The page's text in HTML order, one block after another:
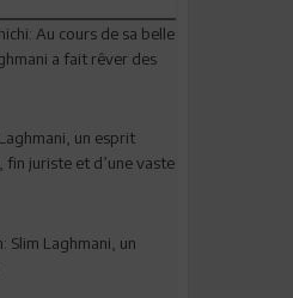
Au cours de sa belle
a fait rêver des
un esprit
juriste et d’une vaste
Slim Laghmani, un